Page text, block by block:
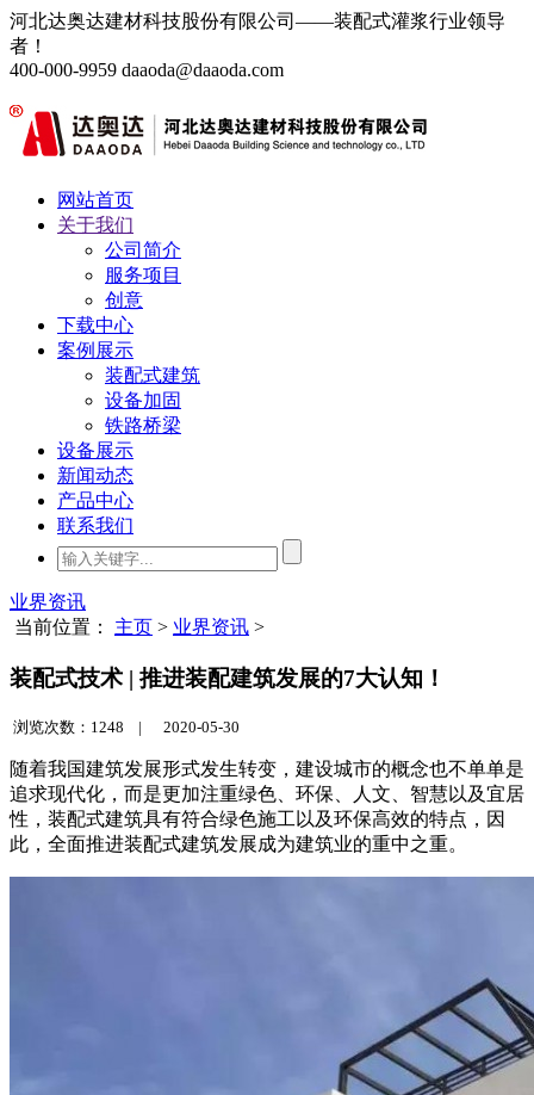
河北达奥达建材科技股份有限公司——装配式灌浆行业领导
者！
400-000-9959 daaoda@daaoda.com
网站首页
关于我们
公司简介
服务项目
创意
下载中心
案例展示
装配式建筑
设备加固
铁路桥梁
设备展示
新闻动态
产品中心
联系我们
业界资讯
当前位置： 主页 > 业界资讯 >
装配式技术 | 推进装配建筑发展的7大认知！
浏览次数：1248 | 2020-05-30
随着我国建筑发展形式发生转变，建设城市的概念也不单单是
追求现代化，而是更加注重绿色、环保、人文、智慧以及宜居
性，装配式建筑具有符合绿色施工以及环保高效的特点，因
此，全面推进装配式建筑发展成为建筑业的重中之重。